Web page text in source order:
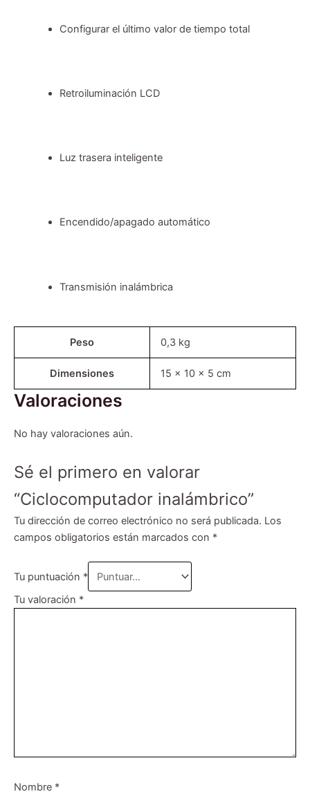
Configurar el último valor de tiempo total
Retroiluminación LCD
Luz trasera inteligente
Encendido/apagado automático
Transmisión inalámbrica
Peso 0,3 kg
Dimensiones 15 × 10 × 5 cm
Valoraciones
No hay valoraciones aún.
Sé el primero en valorar
“Ciclocomputador inalámbrico”
Tu dirección de correo electrónico no será publicada. Los
campos obligatorios están marcados con *
Tu puntuación *
Tu valoración *
Nombre *